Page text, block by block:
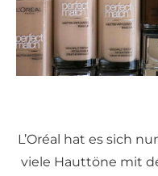
L’Oréal hat es sich
viele Hauttöne mit